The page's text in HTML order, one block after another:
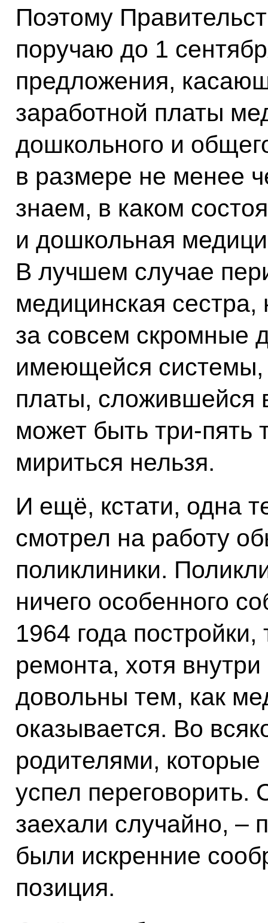
Поэтому
поручаю до 1
предложения,
заработной платы
дошкольного и
в размере не менее
знаем, в каком
и дошкольная
В лучшем случае
медицинская сестра,
за совсем скромные
имеющейся системы,
платы, сложившейся
может быть три-пять
мириться нельзя.
И ещё, кстати, одна
смотрел на работу
поликлиники.
ничего особенного
1964 года постройки,
ремонта, хотя
довольны тем, как
оказывается. Во
родителями,
успел переговорить.
заехали случайно, –
были искренние
позиция.